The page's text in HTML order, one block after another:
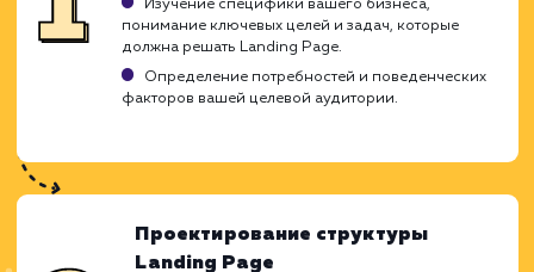
ЗАКАЗАТЬ УСЛУГУ
Ограничения
ресурсов.